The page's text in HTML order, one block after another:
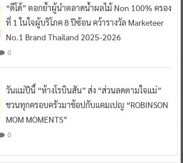
“ดีโด้” ตอกย้ำผู้นำตลาดน้ำผลไม้ Non 100% ครอง
ที่ 1 ในใจผู้บริโภค 8 ปีซ้อน คว้ารางวัล Marketeer
No.1 Brand Thailand 2025-2026
0
วันแม่ปีนี้ “ห้างโรบินสัน” ส่ง “ส่วนลดตามใจแม่”
ชวนทุกครอบครัวมาช้อปกับแคมเปญ “ROBINSON
MOM MOMENTS”
0